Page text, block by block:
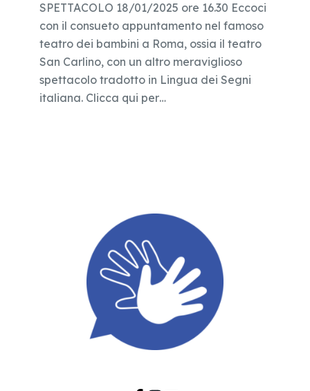
SPETTACOLO 18/01/2025 ore 16.30 Eccoci
con il consueto appuntamento nel famoso
teatro dei bambini a Roma, ossia il teatro
San Carlino, con un altro meraviglioso
spettacolo tradotto in Lingua dei Segni
italiana. Clicca qui per…